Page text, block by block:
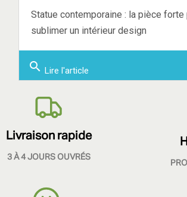
Statue contemporaine : la pièce forte
sublimer un intérieur design
search Lire l'article
Livraison rapide
3 À 4 JOURS OUVRÉS